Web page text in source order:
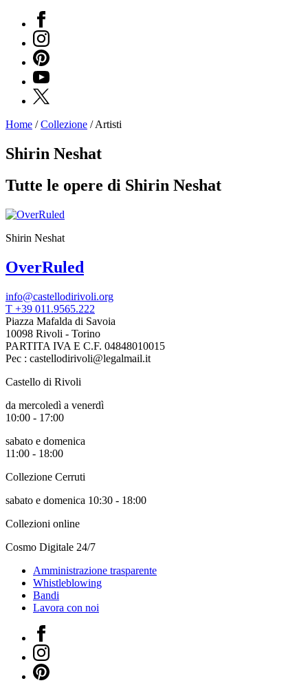
Facebook
Instagram
Pinterest
YouTube
X
Mostre
Eventi
del
Museo
Cosmo
Digitale
EN
Accessibilità
Educazione
News
Dipartimento
Educazione
Formazione
e
Ricerca
Scuole
guidate
Progetto
School
Progetti
EN
Ricerca
Storia
Sedi
Tutte
le
Edificio
Castello
Lunga
Visita
Home /Collezione /Artisti
Shirin Neshat
Tutte le opere di Shirin Neshat
Shirin Neshat
OverRuled
info@castellodirivoli.org
T +39 011.9565.222
Piazza Mafalda di Savoia
10098 Rivoli - Torino
PARTITA IVA E C.F. 04848010015
Pec : castellodirivoli@legalmail.it
Castello di Rivoli
da mercoledì a venerdì
10:00 - 17:00
sabato e domenica
11:00 - 18:00
Collezione Cerruti
sabato e domenica 10:30 - 18:00
Collezioni online
Cosmo Digitale 24/7
Amministrazione trasparente
Whistleblowing
Bandi
Lavora con noi
Facebook
Instagram
Pinterest